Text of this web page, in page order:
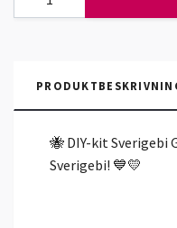
🐝 DIY-kit Sverigebi
Sverigebi! 💙💛